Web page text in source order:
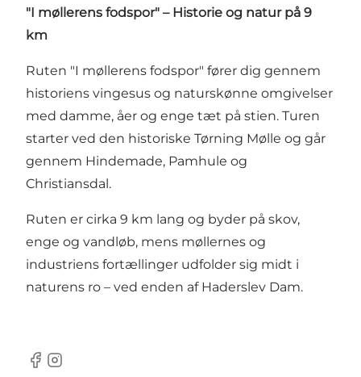
"I møllerens fodspor" – Historie og natur på 9
km
Ruten "I møllerens fodspor" fører dig gennem
historiens vingesus og naturskønne omgivelser
med damme, åer og enge tæt på stien. Turen
starter ved den historiske Tørning Mølle og går
gennem Hindemade, Pamhule og
Christiansdal.
Ruten er cirka 9 km lang og byder på skov,
enge og vandløb, mens møllernes og
industriens fortællinger udfolder sig midt i
naturens ro – ved enden af Haderslev Dam.
Facebook
Instagram